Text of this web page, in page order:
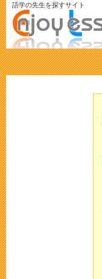
語学の先生を探すサイト